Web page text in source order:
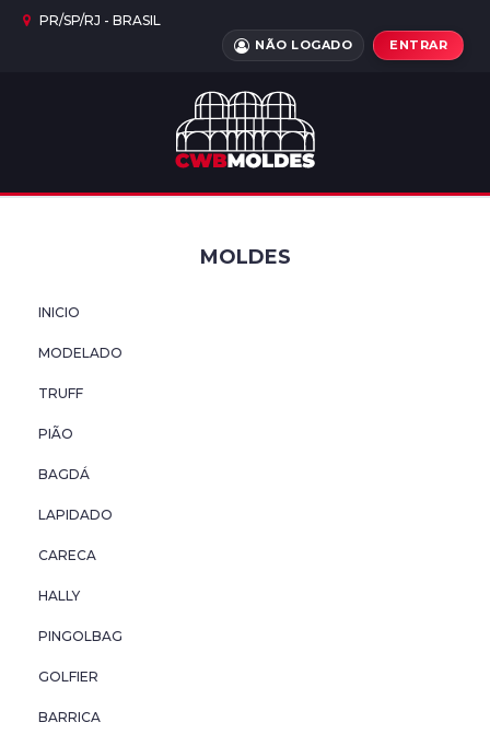
PR/SP/RJ - BRASIL
NÃO LOGADO ENTRAR
BAGDÁ
CARECA
PINGOLBAG
GOLFIER
TANGERINA
MOLDES
INICIO
MODELADO
TRUFF
PIÃO
BAGDÁ
LAPIDADO
CARECA
HALLY
PINGOLBAG
GOLFIER
BARRICA